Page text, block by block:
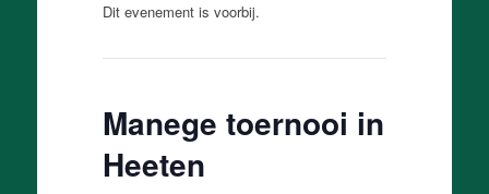
Dit evenement is voorbij.
Manege toernooi in
Heeten